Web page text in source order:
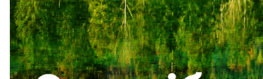
Меѓународни извештаи
е-Портали
Проекти
ИСКЗ
Студии за ОВЖС
Вода